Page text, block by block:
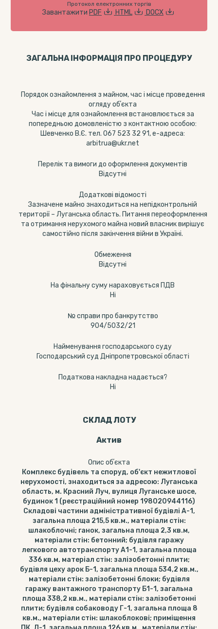
Протокол електронних торгів
Завантажити PDF HTML DOCX
ЗАГАЛЬНА ІНФОРМАЦІЯ ПРО ПРОЦЕДУРУ
Порядок ознайомлення з майном, час і місце проведення
огляду обʼєкта
Час і місце для ознайомлення встановлюється за
попередньою домовленістю з контактною особою:
Шевченко В.Є. тел. 067 523 32 91, е-адреса:
arbitrua@ukr.net
Перелік та вимоги до оформлення документів
Відсутні
Додаткові відомості
Зазначене майно знаходиться на непідконтрольній
території – Луганська область. Питання переоформлення
та отримання нерухомого майна новий власник вирішує
самостійно після закінчення війни в Україні.
Обмеження
Відсутні
На фінальну суму нараховується ПДВ
Ні
№ справи про банкрутство
904/5032/21
Найменування господарського суду
Господарський суд Дніпропетровської області
Податкова накладна надається?
Ні
СКЛАД ЛОТУ
Актив
Опис обʼєкта
Комплекс будівель та споруд, об'єкт нежитлової
нерухомості, знаходиться за адресою: Луганська
область, м. Красний Луч, вулиця Луганське шосе,
будинок 1 (реєстраційний номер 198020944116)
Складові частини адміністративної будівлі А-1,
загальна площа 215,5 кв.м., матеріали стін:
шлакоблочні; ганок, загальна площа 2,3 кв.м,
матеріали стін: бетонний; будівля гаражу
легкового автотранспорту А1-1, загальна площа
336 кв.м, матеріал стін: залізобетонні плити;
будівля цеху арок Б-1, загальна площа 534,2 кв.м.,
матеріали стін: залізобетонні блоки; будівля
гаражу вантажного транспорту Б1-1, загальна
площа 338,2 кв.м., матеріали стін: залізобетонні
плити; будівля собаководу Г-1, загальна площа 8
кв.м., матеріали стін: шлакоблокові; приміщення